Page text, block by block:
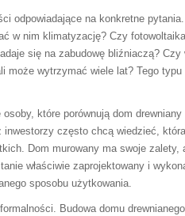
odpowiadające na konkretne
w nim klimatyzację? Czy
się na zabudowę bliźniaczą? Czy
może wytrzymać wiele lat? Tego
które porównują dom
inwestorzy często chcą wiedzieć,
Dom murowany ma swoje
właściwie zaprojektowany i
sposobu użytkowania.
Budowa domu